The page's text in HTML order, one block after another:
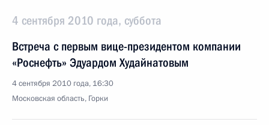
4 сентября 2010 года, суббота
Встреча с первым вице-президентом компании
«Роснефть» Эдуардом Худайнатовым
4 сентября 2010 года, 16:30
Московская область, Горки